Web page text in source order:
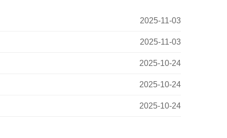
2025-11-03
2025-11-03
2025-10-24
2025-10-24
2025-10-24